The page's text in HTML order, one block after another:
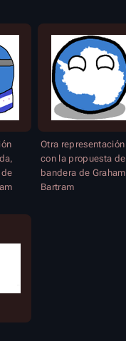
Otra representación
con la propuesta de
bandera de Graham
Bartram